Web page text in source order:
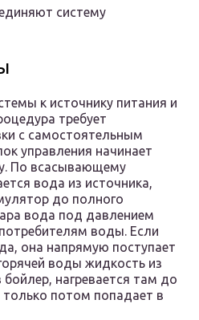
систему
к источнику питания и
требует
с самостоятельным
управления начинает
По всасывающему
вода из источника,
до полного
вода под давлением
воды. Если
она напрямую поступает
воды жидкость из
бойлер, нагревается там до
потом попадает в